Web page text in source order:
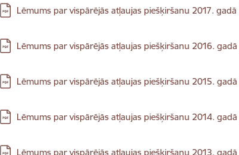
Lejupielādēt:
Lēmums par vispārējās atļaujas piešķiršanu 2017. gadā
Lejupielādēt:
Lēmums par vispārējās atļaujas piešķiršanu 2016. gadā
Lejupielādēt:
Lēmums par vispārējās atļaujas piešķiršanu 2015. gadā
Lejupielādēt:
Lēmums par vispārējās atļaujas piešķiršanu 2014. gadā
Lejupielādēt:
Lēmums par vispārējās atļaujas piešķiršanu 2013. gadā